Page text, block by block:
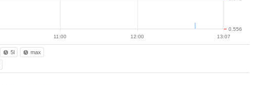
11:00 12:00 13:07
0.556
5l max